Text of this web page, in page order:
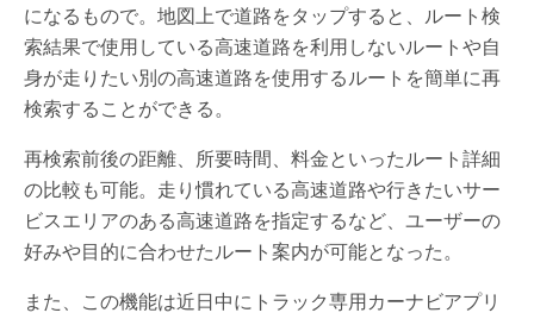
になるもので。地図上で道路をタップすると、ルート検
索結果で使用している高速道路を利用しないルートや自
身が走りたい別の高速道路を使用するルートを簡単に再
検索することができる。
再検索前後の距離、所要時間、料金といったルート詳細
の比較も可能。走り慣れている高速道路や行きたいサー
ビスエリアのある高速道路を指定するなど、ユーザーの
好みや目的に合わせたルート案内が可能となった。
また、この機能は近日中にトラック専用カーナビアプリ